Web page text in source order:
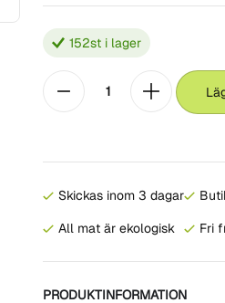
152st i lager
Skickas inom 3 dagar
All mat är ekologisk
Fri
PRODUKTINFORMATION